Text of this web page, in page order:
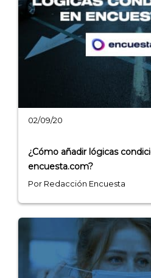
- Artículos destacados
- Consejos para tu
- Encuesta.com
- Encuestas de
- Investigación de
02/09/20
¿Cómo añadir lógicas
encuesta.com?
Por Redacción Encuesta